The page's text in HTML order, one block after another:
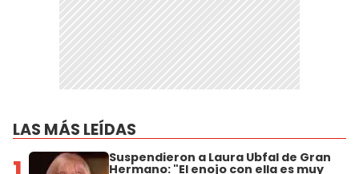
LAS MÁS LEÍDAS
Suspendieron a Laura Ubfal de Gran
Hermano: "El enojo con ella es muy